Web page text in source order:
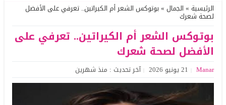
الرئيسية » الجمال »بوتوكس الشعر أم الكيراتين.. تعرفي على الأفضل
لصحة شعرك
بوتوكس الشعر أم الكيراتين.. تعرفي على
الأفضل لصحة شعرك
Manar 21 يونيو 2026 آخر تحديث : منذ شهرين